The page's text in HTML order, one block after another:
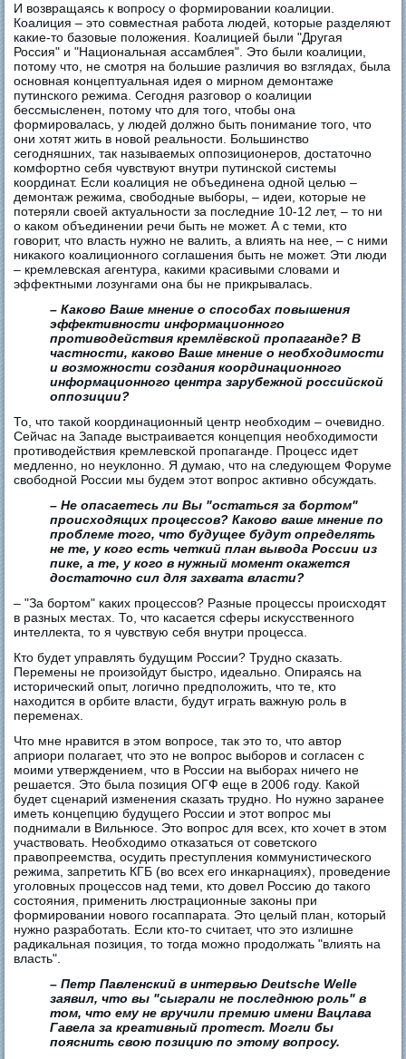
И возвращаясь к вопросу о формировании коалиции.
Коалиция – это совместная работа людей, которые разделяют
какие-то базовые положения. Коалицией были "Другая
Россия" и "Национальная ассамблея". Это были коалиции,
потому что, не смотря на большие различия во взглядах, была
основная концептуальная идея о мирном демонтаже
путинского режима. Сегодня разговор о коалиции
бессмысленен, потому что для того, чтобы она
формировалась, у людей должно быть понимание того, что
они хотят жить в новой реальности. Большинство
сегодняшних, так называемых оппозиционеров, достаточно
комфортно себя чувствуют внутри путинской системы
координат. Если коалиция не объединена одной целью –
демонтаж режима, свободные выборы, – идеи, которые не
потеряли своей актуальности за последние 10-12 лет, – то ни
о каком объединении речи быть не может. А с теми, кто
говорит, что власть нужно не валить, а влиять на нее, – с ними
никакого коалиционного соглашения быть не может. Эти люди
– кремлевская агентура, какими красивыми словами и
эффектными лозунгами она бы не прикрывалась.
– Каково Ваше мнение о способах повышения
эффективности информационного
противодействия кремлёвской пропаганде? В
частности, каково Ваше мнение о необходимости
и возможности создания координационного
информационного центра зарубежной российской
оппозиции?
То, что такой координационный центр необходим – очевидно.
Сейчас на Западе выстраивается концепция необходимости
противодействия кремлевской пропаганде. Процесс идет
медленно, но неуклонно. Я думаю, что на следующем Форуме
свободной России мы будем этот вопрос активно обсуждать.
– Не опасаетесь ли Вы "остаться за бортом"
происходящих процессов? Каково ваше мнение по
проблеме того, что будущее будут определять
не те, у кого есть четкий план вывода России из
пике, а те, у кого в нужный момент окажется
достаточно сил для захвата власти?
– "За бортом" каких процессов? Разные процессы происходят
в разных местах. То, что касается сферы искусственного
интеллекта, то я чувствую себя внутри процесса.
Кто будет управлять будущим России? Трудно сказать.
Перемены не произойдут быстро, идеально. Опираясь на
исторический опыт, логично предположить, что те, кто
находится в орбите власти, будут играть важную роль в
переменах.
Что мне нравится в этом вопросе, так это то, что автор
априори полагает, что это не вопрос выборов и согласен с
моими утверждением, что в России на выборах ничего не
решается. Это была позиция ОГФ еще в 2006 году. Какой
будет сценарий изменения сказать трудно. Но нужно заранее
иметь концепцию будущего России и этот вопрос мы
поднимали в Вильнюсе. Это вопрос для всех, кто хочет в этом
участвовать. Необходимо отказаться от советского
правопреемства, осудить преступления коммунистического
режима, запретить КГБ (во всех его инкарнациях), проведение
уголовных процессов над теми, кто довел Россию до такого
состояния, применить люстрационные законы при
формировании нового госаппарата. Это целый план, который
нужно разработать. Если кто-то считает, что это излишне
радикальная позиция, то тогда можно продолжать "влиять на
власть".
– Петр Павленский в интервью Deutsche Welle
заявил, что вы "сыграли не последнюю роль" в
том, что ему не вручили премию имени Вацлава
Гавела за креативный протест. Могли бы
пояснить свою позицию по этому вопросу.